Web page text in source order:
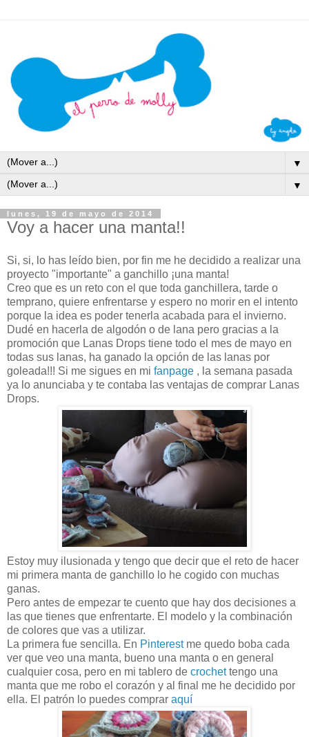
▼
▼
lunes, 19 de mayo de 2014
Voy a hacer una manta!!
Si, si, lo has leído bien, por fin me he decidido a realizar una
proyecto "importante" a ganchillo ¡una manta!
Creo que es un reto con el que toda ganchillera, tarde o
temprano, quiere enfrentarse y espero no morir en el intento
porque la idea es poder tenerla acabada para el invierno.
Dudé en hacerla de algodón o de lana pero gracias a la
promoción que Lanas Drops tiene todo el mes de mayo en
todas sus lanas, ha ganado la opción de las lanas por
goleada!!! Si me sigues en mi fanpage , la semana pasada
ya lo anunciaba y te contaba las ventajas de comprar Lanas
Drops.
Estoy muy ilusionada y tengo que decir que el reto de hacer
mi primera manta de ganchillo lo he cogido con muchas
ganas.
Pero antes de empezar te cuento que hay dos decisiones a
las que tienes que enfrentarte. El modelo y la combinación
de colores que vas a utilizar.
La primera fue sencilla. En Pinterestme quedo boba cada
ver que veo una manta, bueno una manta o en general
cualquier cosa, pero en mi tablero de crochettengo una
manta que me robo el corazón y al final me he decidido por
ella. El patrón lo puedes comprar aquí